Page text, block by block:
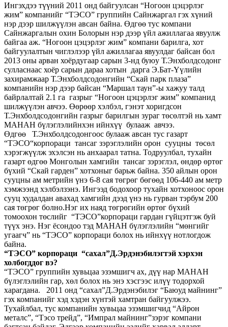
Ингэхдээ түүний 2011 онд байгуулсан “Ногоон цэцэрлэг
жим” компанийг “ТЭСО” группийн Сайнжаргал гэх хүний
нэр дээр шилжүүлэн авсан байна. Өдгөө тус компани
Сайнжаргалын охин Болорын нэр дээр үйл ажиллагаа явуулж
байгаа аж. “Ногоон цэцэрлэг жим” компани барилга, хот
байгуулалтын чиглэлээр үйл ажиллагаа явуулдаг байсан бол
2013 оны арван хоёрдугаар сарын 3-нд буюу Т.Энхболдсодонг
сулласнаас хоёр сарын дараа хотын дарга Э.Бат-Үүлийн
захирамжаар Т.Энхболдсодонгийн “Скай парк плаза”
компанийн нэр дээр байсан “Маршал таун”-ы хажуу талд
байрлалтай 2.1 га газрыг “Ногоон цэцэрлэг жим” компанид
шилжүүлэн авчээ. Өөрөөр хэлбэл, гэнэт хоригдсон
Т.Энхболдсодонгийн газрыг барилгын зураг төсөлтэй нь хамт
МАНАН бүлэглэлийнхэн ийнхүү булааж авчээ.
Өдгөө Т.Энхболдсодонгоос булааж авсан тус газарт
“ТЭСО“корпораци тансаг зэрэглэлийн орон сууцны төсөл
хэрэгжүүлж эхэлсэн нь анхаарал татна. Тодруулбал, тухайн
газарт өдгөө Монголын хамгийн тансаг зэрэглэл, өндөр өртөг
бүхий “Скай гарден” хотхоныг барьж байна. 350 айлын орон
сууцны ам метрийн үнэ 6-8 сая төгрөг бөгөөд 106-440 ам метр
хэмжээнд хэлбэлзэнэ. Ингээд бодохоор тухайн хотхоноос орон
сууц худалдан авахад хамгийн дээд үнэ нь гурван тэрбум 200
сая төгрөг болно.Нэг их наяд төгрөгийн өртөг бүхий
томоохон төслийг “ТЭСО”корпораци гардан гүйцэтгэж буй
түүх энэ. Нэг ёсондоо тэд МАНАН бүлэглэлийн “мөнгийг
угаагч” нь “ТЭСО” корпораци болох нь ийнхүү нотлогдож
байна.
“ТЭСО” корпораци “сахал”Д.Эрдэнэбилэгтэй хэрхэн
холбогддог вэ?
“ТЭСО” группийн хувьцаа эзэмшигч ах, дүү нар МАНАН
бүлэглэлийн гар, хөл болох нь энэ хэсгээс илүү тодорхой
харагдана. 2011 онд “сахал”Д.Эрдэнэбилэг “Баюуд майнинг”
гэх компанийг хэд хэдэн хүнтэй хамтран байгуулжээ.
Тухайлбал, тус компанийн хувьцаа эзэмшигчид “Айрон
металс”, “Тэсо трейд”, “Импрал майнинг”зэрэг компани